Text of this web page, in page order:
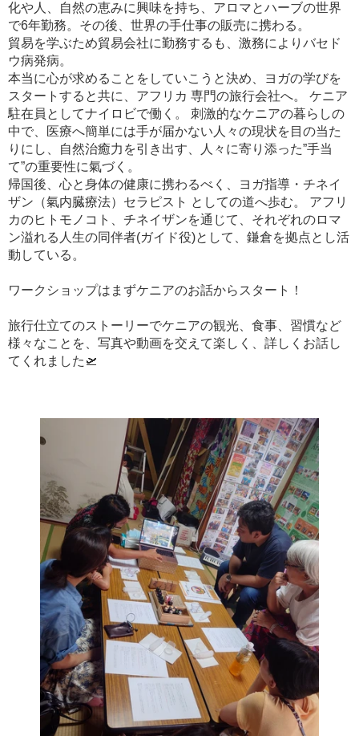
化や人、自然の恵みに興味を持ち、アロマとハーブの世界
で6年勤務。その後、世界の手仕事の販売に携わる。
貿易を学ぶため貿易会社に勤務するも、激務によりバセド
ウ病発病。
本当に心が求めることをしていこうと決め、ヨガの学びを
スタートすると共に、アフリカ 専門の旅行会社へ。 ケニア
駐在員としてナイロビで働く。 刺激的なケニアの暮らしの
中で、医療へ簡単には手が届かない人々の現状を目の当た
りにし、自然治癒力を引き出す、人々に寄り添った”手当
て”の重要性に氣づく。
帰国後、心と身体の健康に携わるべく、ヨガ指導・チネイ
ザン（氣内臓療法）セラピスト としての道へ歩む。 アフリ
カのヒト モノコト、チネイザンを通じて、それぞれのロマ
ン溢れる人生の同伴者(ガイド役)として、鎌倉を拠点とし活
動している。
ワークショップはまずケニアのお話からスタート！
旅行仕立てのストーリーでケニアの観光、食事、習慣など
様々なことを、写真や動画を交えて楽しく、詳しくお話し
てくれました🛫